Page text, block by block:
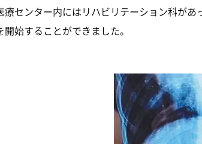
療センター内にはリハビリテーション科が
開始することができました。